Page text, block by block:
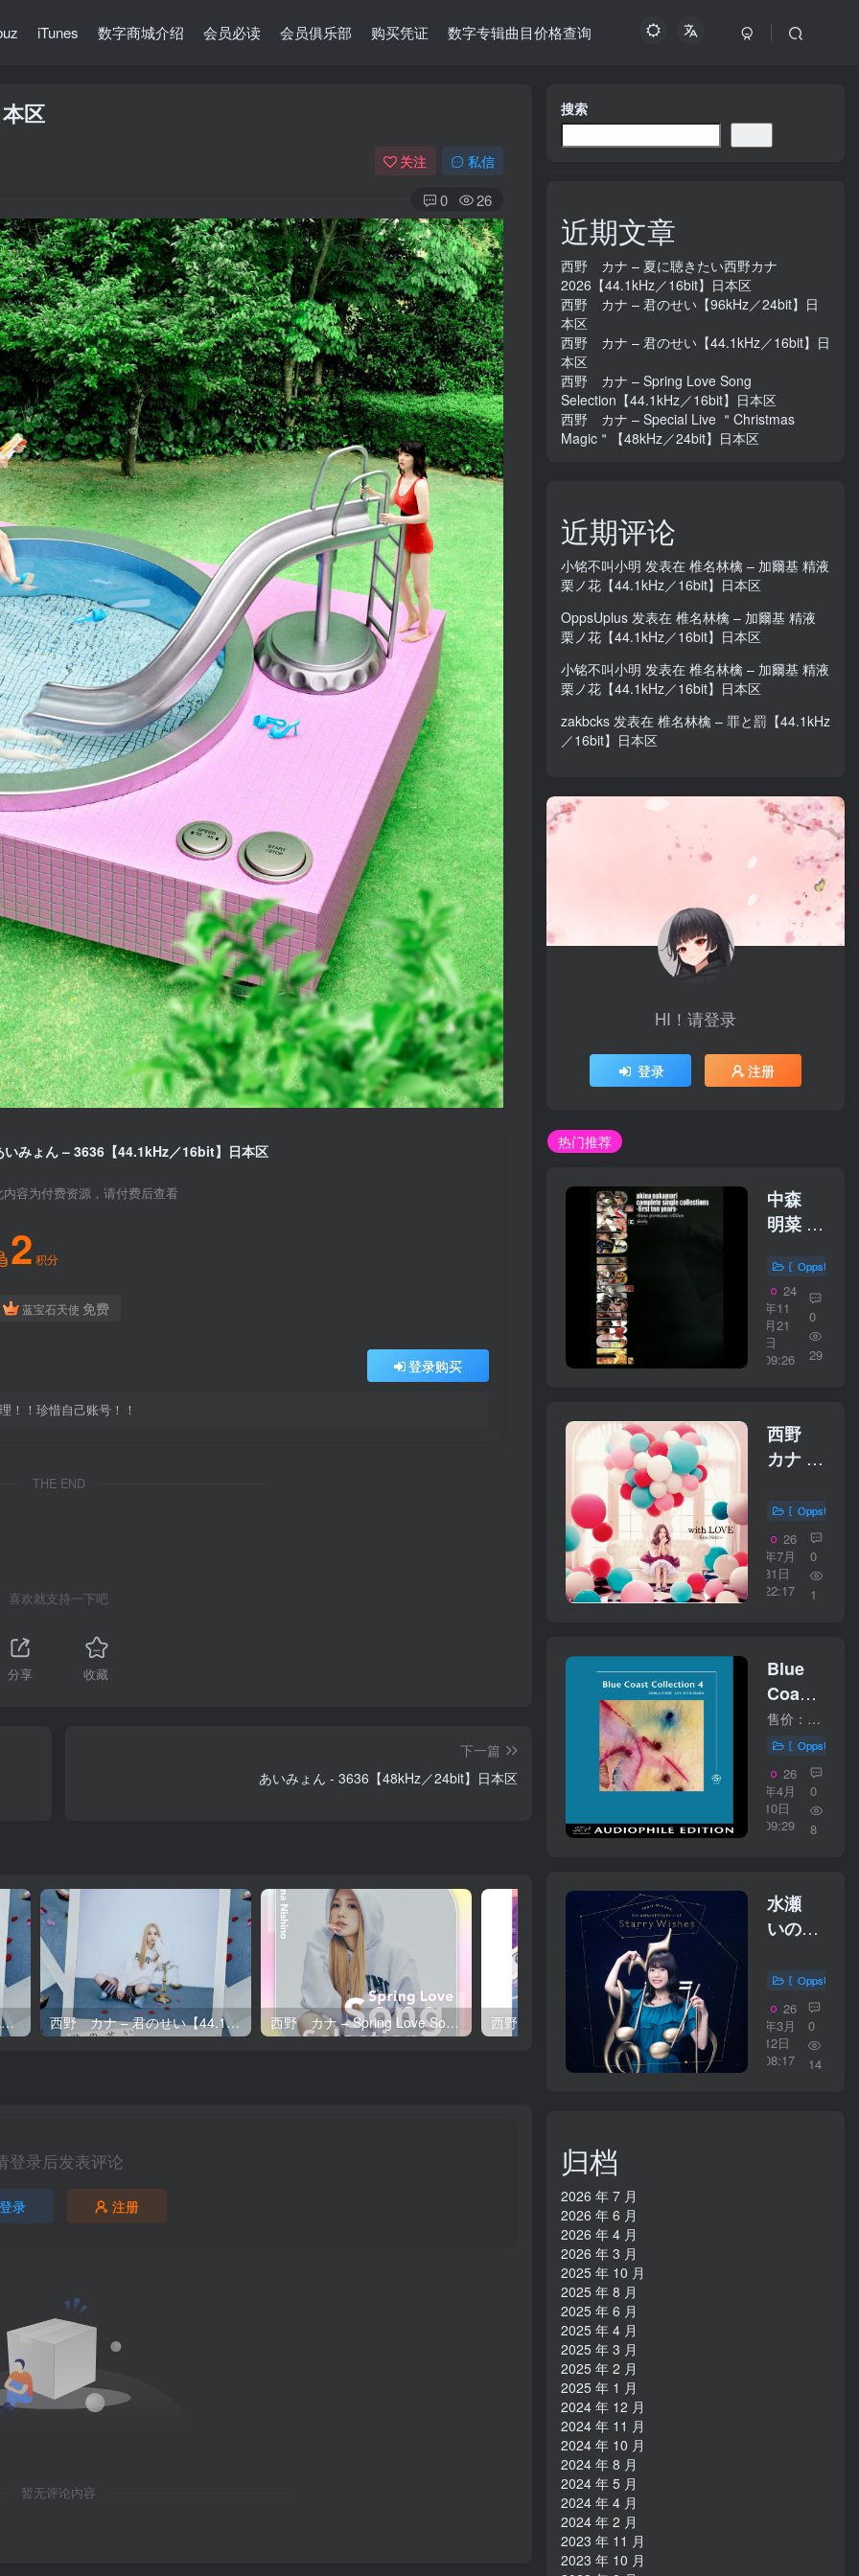
iTunes 数字商城介绍 会员必读 会员俱乐部 购买凭证 数字专辑曲目价格查询
区
关注 私信
0 26
いみょん – 3636【44.1kHz／16bit】日本区
内容为付费资源，请付费后查看
2 积分
蓝宝石天使 免费
登录购买
！！珍惜自己账号！！
THE END
喜欢就支持一下吧
分享 收藏
下一篇
あいみょん - 3636【48kHz／24bit】日本区
西野 カナ – 君のせい【96kHz／24bit】日本区 西野 カナ – 君のせい【44.1kHz／16bit】日本区 西野 カナ – Spring Love Song Selection【44.1kHz／16bit】日本区 西野 カナ – Special Live ＂Christmas Magic＂【48kHz／24bit】日本区
登录后发表评论
登录 注册
暂无评论内容
搜索
近期文章
西野 カナ – 夏に聴きたい西野カナ
2026【44.1kHz／16bit】日本区
西野 カナ – 君のせい【96kHz／24bit】日
本区
西野 カナ – 君のせい【44.1kHz／16bit】日
本区
西野 カナ – Spring Love Song
Selection【44.1kHz／16bit】日本区
西野 カナ – Special Live ＂Christmas
Magic＂【48kHz／24bit】日本区
近期评论
小铭不叫小明 发表在 椎名林檎 – 加爾基 精液
栗ノ花【44.1kHz／16bit】日本区
OppsUplus 发表在 椎名林檎 – 加爾基 精液
栗ノ花【44.1kHz／16bit】日本区
小铭不叫小明 发表在 椎名林檎 – 加爾基 精液
栗ノ花【44.1kHz／16bit】日本区
zakbcks 发表在 椎名林檎 – 罪と罰【44.1kHz
／16bit】日本区
HI！请登录
登录 注册
热门推荐
中森
明菜 –
リー
ト・シ
ング
ル・コ
レクシ
〜ファ
ース
ト・テ
ヤーズ
＜ライ
ノ・プ
レミア
ョン＞
【44.1kHz
／
16bit】
日本区
〖OppsUplus
24
年11
月21
日
09:26
0
29
西野
カナ –
LOVE【
／
16bit】
日本区
〖OppsUplus
26
年7月
31日
22:17
0
1
Blue
Coast
Collection
4
9624FLAC
售价：20美元 购买链接：https://bluecoastmusic.com/blue-coast-collection-4 01 - I'm On Fire02 - A Case of You03 - Cover Me Up04 - Galadriel05 - Paradise06 - Don't Come Around Here N...
〖OppsUplus
26
年4月
10日
09:29
0
8
水瀬
いのり
Minase
5th
LIVE
Starry
〖OppsUplus
26
年3月
12日
08:17
0
14
归档
2026 年 7 月
2026 年 6 月
2026 年 4 月
2026 年 3 月
2025 年 10 月
2025 年 8 月
2025 年 6 月
2025 年 4 月
2025 年 3 月
2025 年 2 月
2025 年 1 月
2024 年 12 月
2024 年 11 月
2024 年 10 月
2024 年 8 月
2024 年 5 月
2024 年 4 月
2024 年 2 月
2023 年 11 月
2023 年 10 月